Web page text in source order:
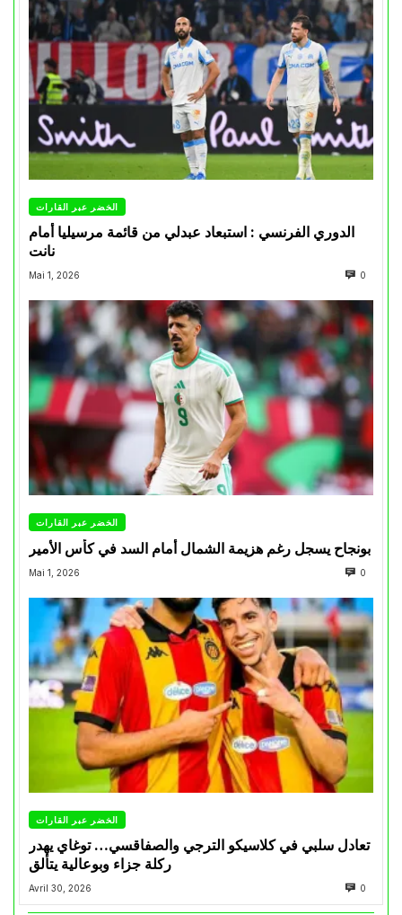
الخضر عبر القارات
الدوري الفرنسي : استبعاد عبدلي من قائمة مرسيليا أمام
نانت
Mai 1, 2026 0
الخضر عبر القارات
بونجاح يسجل رغم هزيمة الشمال أمام السد في كأس الأمير
Mai 1, 2026 0
الخضر عبر القارات
تعادل سلبي في كلاسيكو الترجي والصفاقسي… توغاي يهدر
ركلة جزاء وبوعالية يتألق
Avril 30, 2026 0